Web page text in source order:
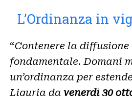
L’Ordinanza in
“Contenere la diffusione
fondamentale. Domani
un’ordinanza per
Liguria da ‪ venerdì 30